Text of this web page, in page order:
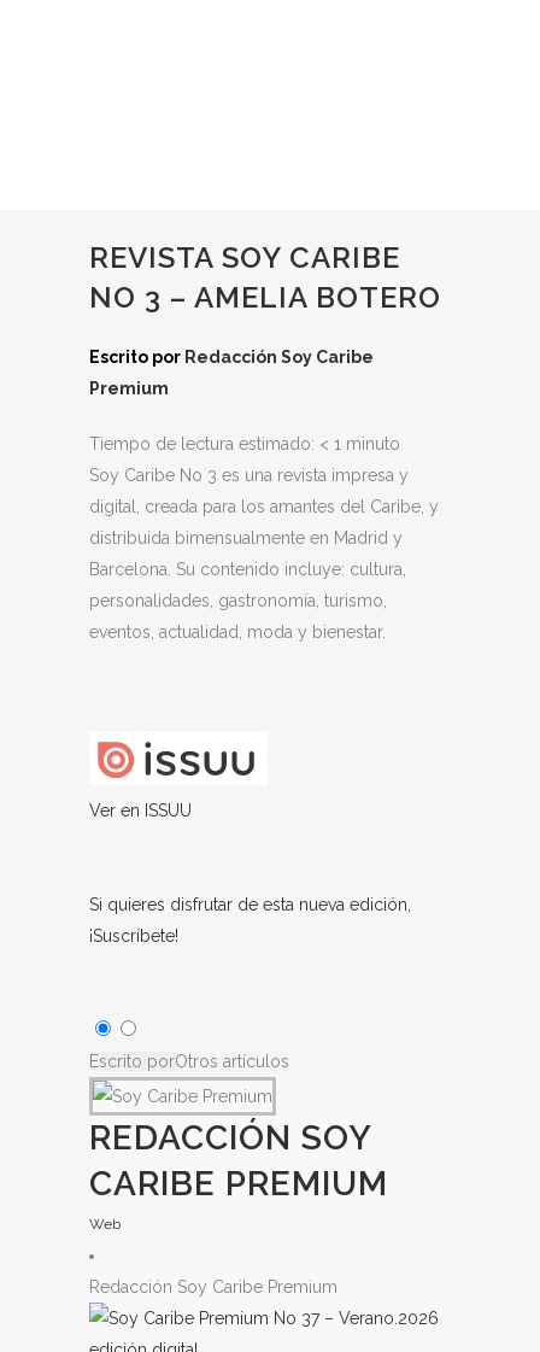
REVISTA SOY CARIBE
NO 3 – AMELIA BOTERO
Escrito por Redacción Soy Caribe
Premium
Tiempo de lectura estimado: < 1 minuto
Soy Caribe No 3 es una revista impresa y
digital, creada para los amantes del Caribe, y
distribuida bimensualmente en Madrid y
Barcelona. Su contenido incluye: cultura,
personalidades, gastronomía, turismo,
eventos, actualidad, moda y bienestar.
Ver en ISSUU
Si quieres disfrutar de esta nueva edición,
¡Suscríbete!
Escrito porOtros artículos
REDACCIÓN SOY
CARIBE PREMIUM
Web
Redacción Soy Caribe Premium